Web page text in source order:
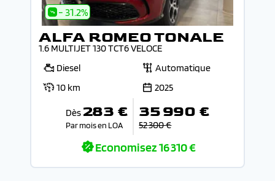
- 31.2%
ALFA ROMEO TONALE
1.6 MULTIJET 130 TCT6 VELOCE
Diesel
Automatique
10 km
2025
Dès 283 €
Par mois en LOA
35 990 €
52 300 €
Economisez16 310 €